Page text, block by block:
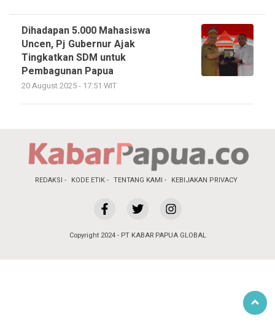
Dihadapan 5.000 Mahasiswa
Uncen, Pj Gubernur Ajak
Tingkatkan SDM untuk
Pembagunan Papua
20 August 2025 - 17:51 WIT
REDAKSI KODE ETIK TENTANG KAMI KEBIJAKAN PRIVACY
Copyright 2024 - PT KABAR PAPUA GLOBAL